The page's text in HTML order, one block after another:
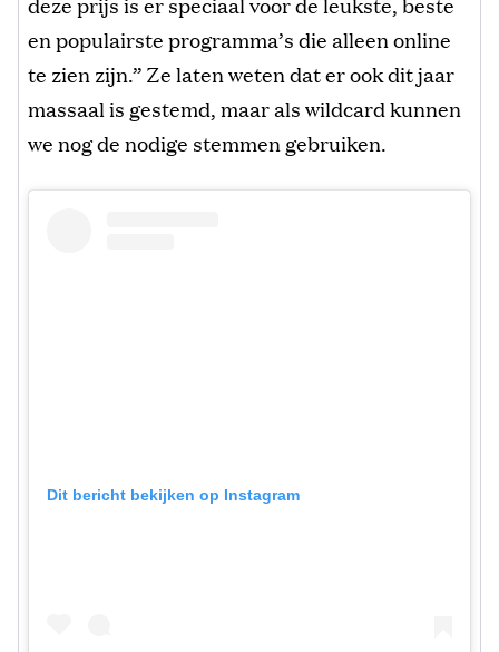
en populairste programma’s die alleen online
te zien zijn.” Ze laten weten dat er ook dit jaar
massaal is gestemd, maar als wildcard kunnen
we nog de nodige stemmen gebruiken.
Dit bericht bekijken op Instagram